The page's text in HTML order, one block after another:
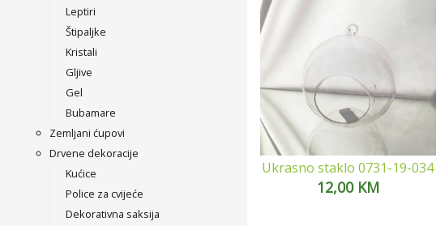
Ukrasno staklo 0731-19-034
12,00 KM
Leptiri
Štipaljke
Kristali
Gljive
Gel
Bubamare
Zemljani ćupovi
Drvene dekoracije
Kućice
Police za cvijeće
Dekorativna saksija